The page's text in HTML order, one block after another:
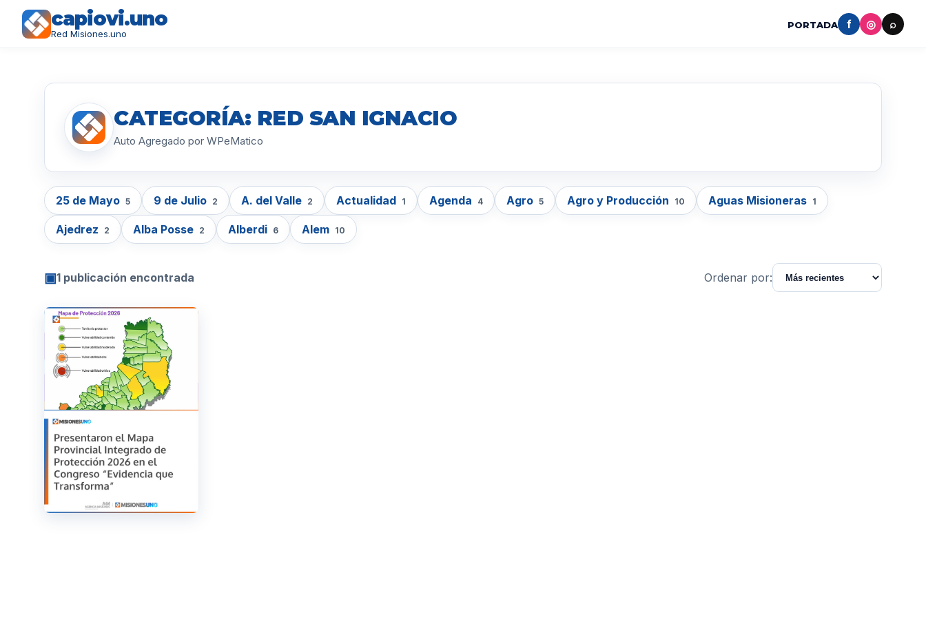
capiovi.uno
Red Misiones.uno
PORTADA f ◎ ⌕
CATEGORÍA: RED SAN IGNACIO
Auto Agregado por WPeMatico
25 de Mayo 5 9 de Julio 2 A. del Valle 2 Actualidad 1 Agenda 4 Agro 5 Agro y Producción 10 Aguas Misioneras 1
Ajedrez 2 Alba Posse 2 Alberdi 6 Alem 10
▣1 publicación encontrada Ordenar por: